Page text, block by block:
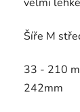
0,0
5
Šíře M
33 - 210
242mm